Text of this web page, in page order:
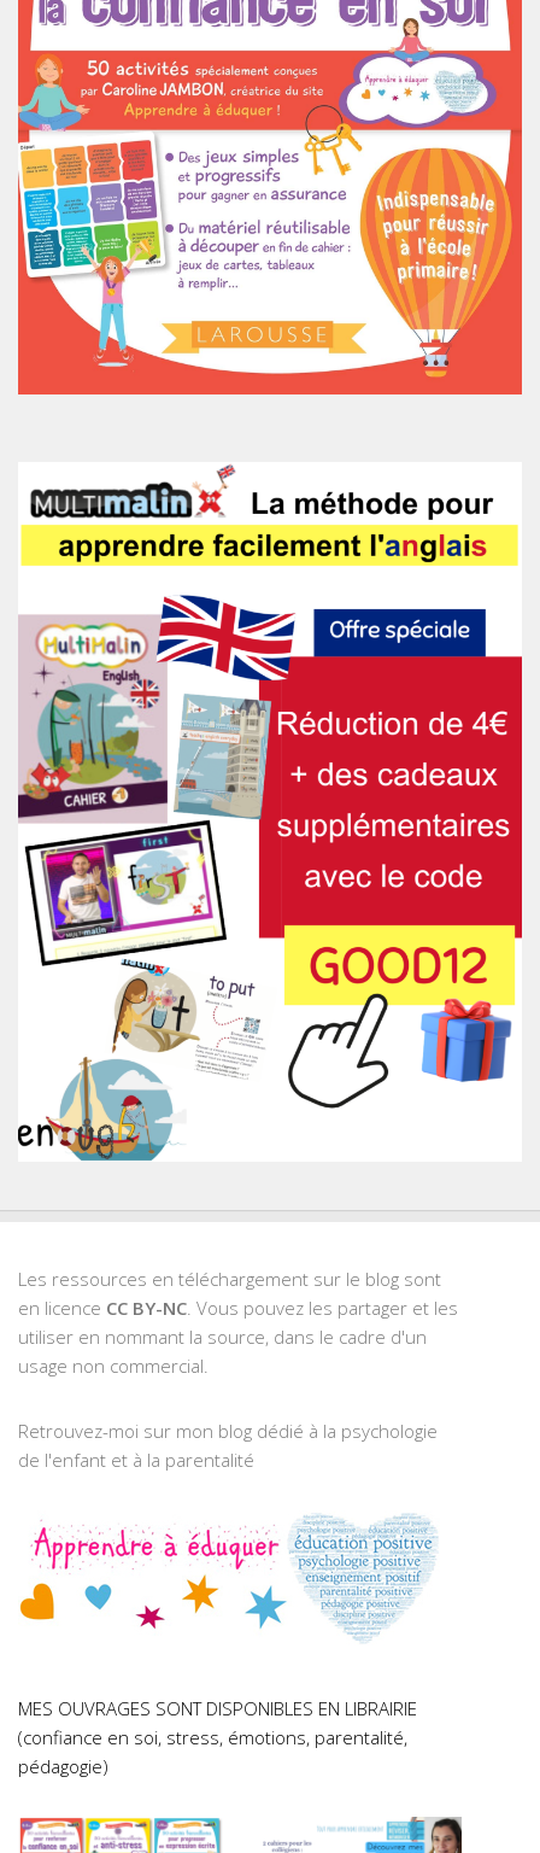
Les ressources en téléchargement sur le blog sont
en licence CC BY-NC. Vous pouvez les partager et les
utiliser en nommant la source, dans le cadre d'un
usage non commercial.
Retrouvez-moi sur mon blog dédié à la psychologie
de l'enfant et à la parentalité
MES OUVRAGES SONT DISPONIBLES EN LIBRAIRIE
(confiance en soi, stress, émotions, parentalité,
pédagogie)